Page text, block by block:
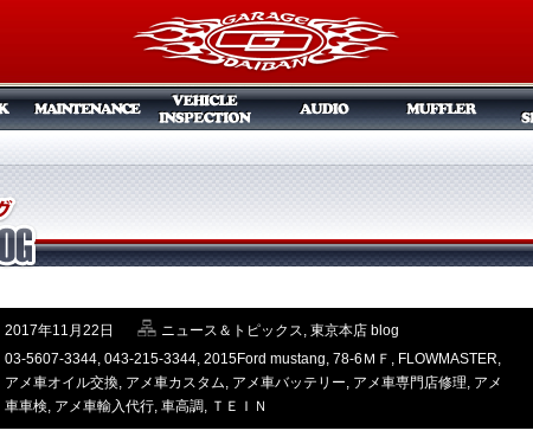
2017年11月22日 ニュース＆トピックス, 東京本店 blog
03-5607-3344, 043-215-3344, 2015Ford mustang, 78-6ＭＦ , FLOWMASTER,
アメ車オイル交換, アメ車カスタム, アメ車バッテリー, アメ車専門店修理, アメ
車車検, アメ車輸入代行, 車高調 , ＴＥＩＮ